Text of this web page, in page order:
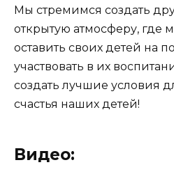
Мы стремимся создать
открытую атмосферу, где
оставить своих детей на
участвовать в их
создать лучшие условия
счастья наших детей!
Видео: